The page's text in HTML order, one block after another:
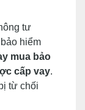
tư
hiểm
mua bảo
cấp vay.
từ chối